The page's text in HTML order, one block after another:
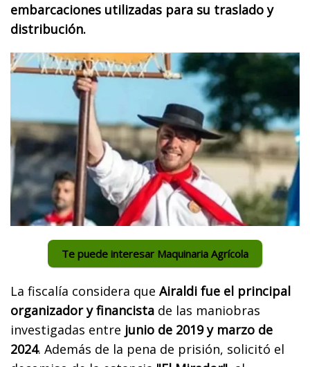
embarcaciones utilizadas para su traslado y
distribución.
Te puede interesar Maquinaria Agrícola
La fiscalía considera que Airaldi fue el principal
organizador y financista de las maniobras
investigadas entre junio de 2019 y marzo de
2024. Además de la pena de prisión, solicitó el